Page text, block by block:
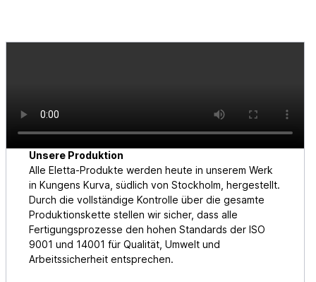
Unsere Produktion
Alle Eletta-Produkte werden heute in unserem Werk
in Kungens Kurva, südlich von Stockholm, hergestellt.
Durch die vollständige Kontrolle über die gesamte
Produktionskette stellen wir sicher, dass alle
Fertigungsprozesse den hohen Standards der ISO
9001 und 14001 für Qualität, Umwelt und
Arbeitssicherheit entsprechen.